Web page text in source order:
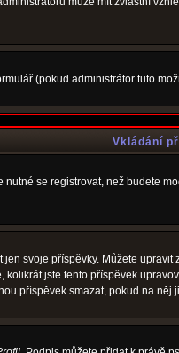
(pokud administrátor tuto
Vkládání
se registrovat, než budete
svoje příspěvky. Můžete
jste tento příspěvek
příspěvek smazat, pokud na něj